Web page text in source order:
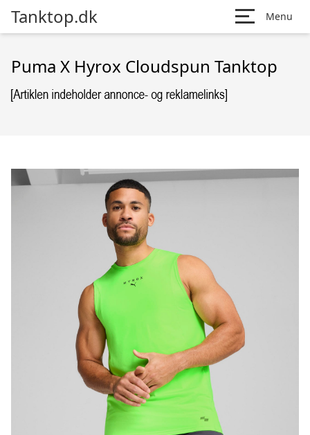
Tanktop.dk Menu
Puma X Hyrox Cloudspun Tanktop